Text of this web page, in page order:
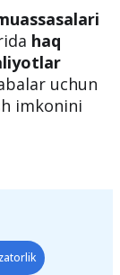
faoliyatini
haq